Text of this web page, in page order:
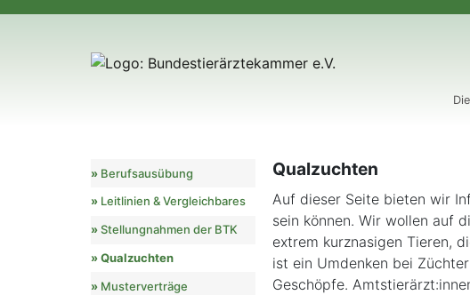
Berufsausübung
Leitlinien & Vergleichbares
Stellungnahmen der BTK
Qualzuchten
Musterverträge
Qualzuchten
Auf dieser Seite bieten wir
sein können. Wir wollen auf
extrem kurznasigen Tieren,
ist ein Umdenken bei
Geschöpfe.